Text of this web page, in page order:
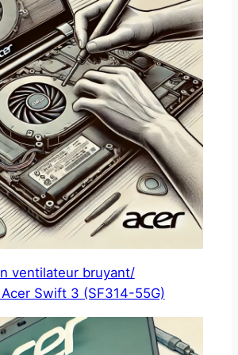
ventilateur bruyant/
Swift 3 (SF314-55G)